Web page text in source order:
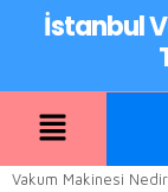
İstanbul
Vakum Makinesi Nedir